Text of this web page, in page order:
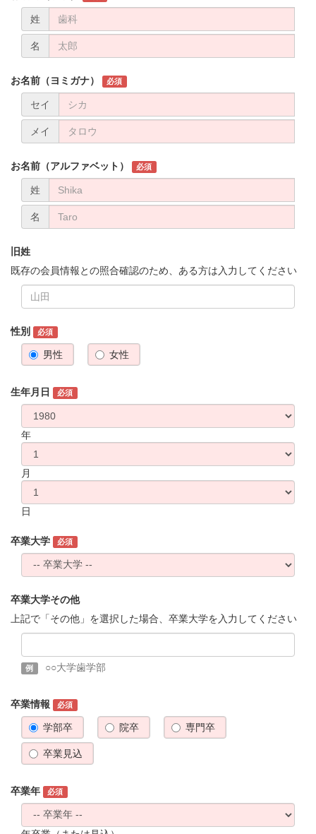
姓
名
お名前（ヨミガナ） 必須
セイ
メイ
お名前（アルファベット） 必須
姓
名
旧姓
既存の会員情報との照合確認のため、ある方は入力してください
性別 必須
男性 女性
生年月日 必須
年
月
日
卒業大学 必須
卒業大学その他
上記で「その他」を選択した場合、卒業大学を入力してください
例 ○○大学歯学部
卒業情報 必須
学部卒 院卒 専門卒
卒業見込
卒業年 必須